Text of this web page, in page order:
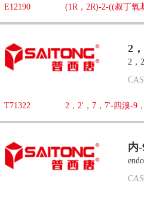
E12190 (1R，2R)-2-((叔丁氧
2
2，
T71322 2，2'，7，7'-四溴-9
内